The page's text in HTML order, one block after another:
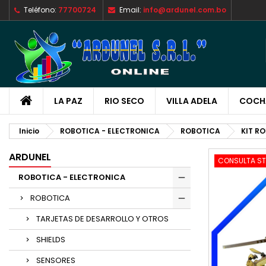
Teléfono: 77700724 Email: info@ardunel.com.bo
LA PAZ RIO SECO VILLA ADELA
Inicio ROBOTICA - ELECTRONICA ROBOTICA KIT
ARDUNEL
ROBOTICA - ELECTRONICA
ROBOTICA
TARJETAS DE DESARROLLO Y OTROS
SHIELDS
SENSORES
CONSULTA